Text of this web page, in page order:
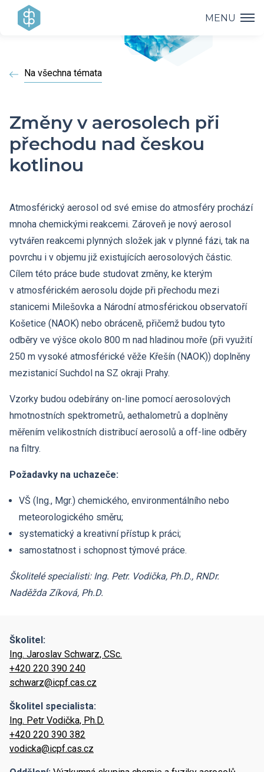
MENU
Vedení ústavu
Výzkumné skupiny a oddělení
Historie ústavu
HR Award
Povinně zveřejňované informace
Odpovědi na žádosti o poskytnutí informací
Výzkum
Vědecké úspěchy
Projekty
Přehled projektů
Strategie AV21
Interní grantová agentura
Grantová agentura ÚCHP
Přednášky
Hálovy přednášky
PhD Studium
Open Science
Popularizace
Kontakty
Zaměstnanci
Nabídky zaměstnání
Hledat
Hledat
EN
Na všechna témata
Změny v aerosolech při
přechodu nad českou
kotlinou
Atmosférický aerosol od své emise do atmosféry prochází
mnoha chemickými reakcemi. Zároveň je nový aerosol
vytvářen reakcemi plynných složek jak v plynné fázi, tak na
povrchu i v objemu již existujících aerosolových částic.
Cílem této práce bude studovat změny, ke kterým
v atmosférickém aerosolu dojde při přechodu mezi
stanicemi Milešovka a Národní atmosférickou observatoří
Košetice (NAOK) nebo obráceně, přičemž budou tyto
odběry ve výšce okolo 800 m nad hladinou moře (při využití
250 m vysoké atmosférické věže Křešín (NAOK)) doplněny
mezistanicí Suchdol na SZ okraji Prahy.
Vzorky budou odebírány on-line pomocí aerosolových
hmotnostních spektrometrů, aethalometrů a doplněny
měřením velikostních distribucí aerosolů a off-line odběry
na filtry.
Požadavky na uchazeče:
VŠ (Ing., Mgr.) chemického, environmentálního nebo
meteorologického směru;
systematický a kreativní přístup k práci;
samostatnost i schopnost týmové práce.
Školitelé specialisti: Ing. Petr. Vodička, Ph.D., RNDr.
Naděžda Zíková, Ph.D.
Školitel:
Ing. Jaroslav Schwarz, CSc.
+420 220 390 240
schwarz@icpf.cas.cz
Školitel specialista:
Ing. Petr Vodička, Ph.D.
+420 220 390 382
vodicka@icpf.cas.cz